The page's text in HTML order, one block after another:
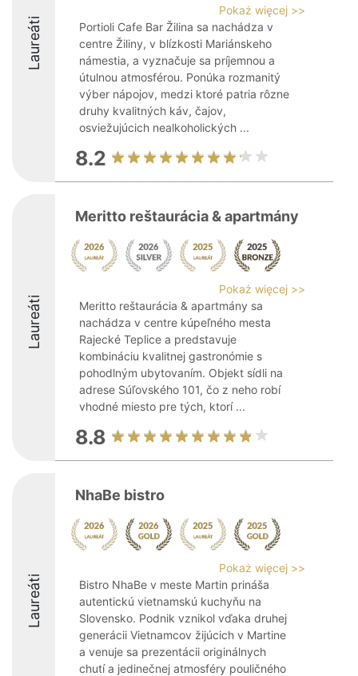
Laureáti
Pokaż więcej >>
Portioli Cafe Bar Žilina sa nachádza v
centre Žiliny, v blízkosti Mariánskeho
námestia, a vyznačuje sa príjemnou a
útulnou atmosférou. Ponúka rozmanitý
výber nápojov, medzi ktoré patria rôzne
druhy kvalitných káv, čajov,
osviežujúcich nealkoholických ...
8.2
Laureáti
Meritto reštaurácia & apartmány
Pokaż więcej >>
Meritto reštaurácia & apartmány sa
nachádza v centre kúpeľného mesta
Rajecké Teplice a predstavuje
kombináciu kvalitnej gastronómie s
pohodlným ubytovaním. Objekt sídli na
adrese Súľovského 101, čo z neho robí
vhodné miesto pre tých, ktorí ...
8.8
Laureáti
NhaBe bistro
Pokaż więcej >>
Bistro NhaBe v meste Martin prináša
autentickú vietnamskú kuchyňu na
Slovensko. Podnik vznikol vďaka druhej
generácii Vietnamcov žijúcich v Martine
a venuje sa prezentácii originálnych
chutí a jedinečnej atmosféry pouličného